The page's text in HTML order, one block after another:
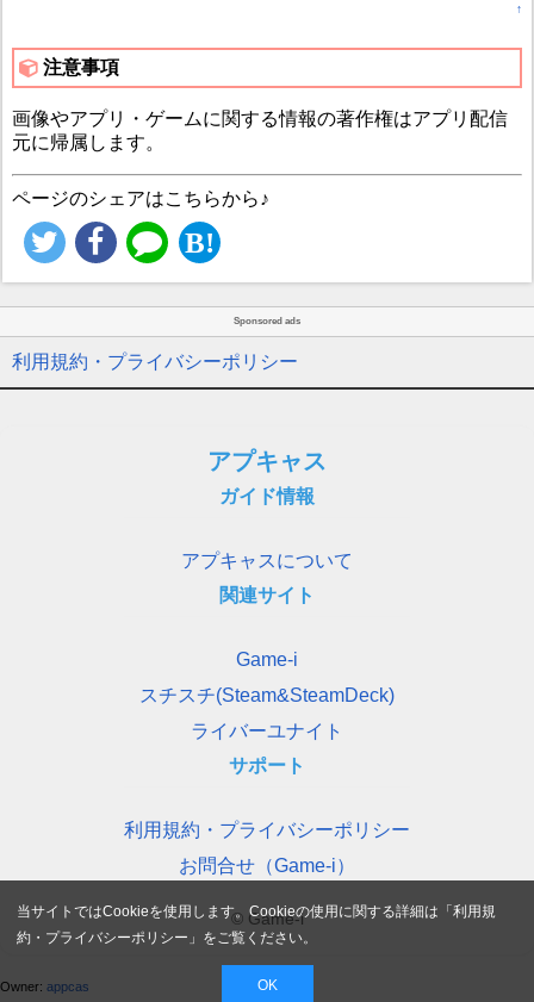
↑
注意事項
画像やアプリ・ゲームに関する情報の著作権はアプリ配信
元に帰属します。
ページのシェアはこちらから♪
Sponsored ads
利用規約・プライバシーポリシー
アプキャス
ガイド情報
アプキャスについて
関連サイト
Game-i
スチスチ(Steam&SteamDeck)
ライバーユナイト
サポート
利用規約・プライバシーポリシー
お問合せ（Game-i）
© Game-i
Owner: appcas
当サイトではCookieを使用します。Cookieの使用に関する詳細は「利用規
約・プライバシーポリシー 」をご覧ください。
OK